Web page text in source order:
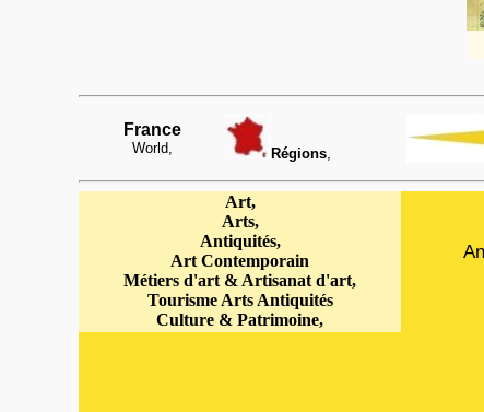
France
World, Régions,
Art,
Arts,
Antiquités,
Art Contemporain
Métiers d'art & Artisanat d'art,
Tourisme Arts Antiquités
Culture & Patrimoine,